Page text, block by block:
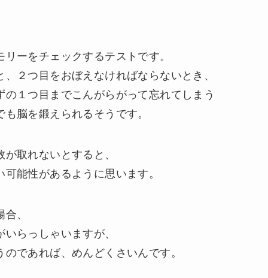
ーをチェックするテストです。
２つ目をおぼえなければならないとき、
１つ目までこんがらがって忘れてしまう
脳を鍛えられるそうです。
取れないとすると、
能性があるように思います。
、
らっしゃいますが、
であれば、めんどくさいんです。